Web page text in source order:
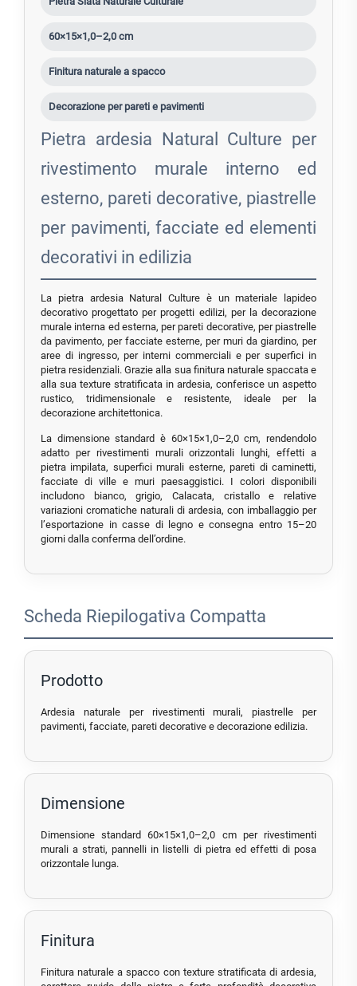
60×15×1,0–2,0 cm
Finitura naturale a spacco
Decorazione per pareti e pavimenti
Pietra ardesia Natural Culture per
rivestimento murale interno ed
esterno, pareti decorative, piastrelle
per pavimenti, facciate ed elementi
decorativi in edilizia
La pietra ardesia Natural Culture è un materiale lapideo
decorativo progettato per progetti edilizi, per la decorazione
murale interna ed esterna, per pareti decorative, per piastrelle
da pavimento, per facciate esterne, per muri da giardino, per
aree di ingresso, per interni commerciali e per superfici in
pietra residenziali. Grazie alla sua finitura naturale spaccata e
alla sua texture stratificata in ardesia, conferisce un aspetto
rustico, tridimensionale e resistente, ideale per la
decorazione architettonica.
La dimensione standard è 60×15×1,0–2,0 cm, rendendolo
adatto per rivestimenti murali orizzontali lunghi, effetti a
pietra impilata, superfici murali esterne, pareti di caminetti,
facciate di ville e muri paesaggistici. I colori disponibili
includono bianco, grigio, Calacata, cristallo e relative
variazioni cromatiche naturali di ardesia, con imballaggio per
l’esportazione in casse di legno e consegna entro 15–20
giorni dalla conferma dell’ordine.
Scheda Riepilogativa Compatta
Prodotto
Ardesia naturale per rivestimenti murali, piastrelle per
pavimenti, facciate, pareti decorative e decorazione edilizia.
Dimensione
Dimensione standard 60×15×1,0–2,0 cm per rivestimenti
murali a strati, pannelli in listelli di pietra ed effetti di posa
orizzontale lunga.
Finitura
Finitura naturale a spacco con texture stratificata di ardesia,